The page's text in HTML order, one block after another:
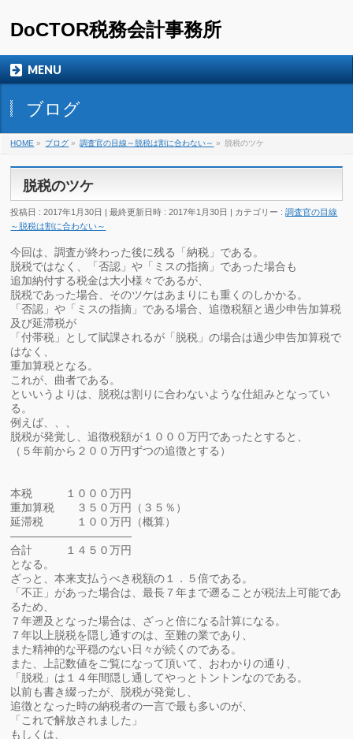
DoCTOR税務会計事務所
MENU
ブログ
HOME » ブログ » 調査官の目線～脱税は割に合わない～ » 脱税のツケ
脱税のツケ
投稿日 : 2017年1月30日 最終更新日時 : 2017年1月30日 カテゴリー :調査官の目線
～脱税は割に合わない～
今回は、調査が終わった後に残る「納税」である。
脱税ではなく、「否認」や「ミスの指摘」であった場合も
追加納付する税金は大小様々であるが、
脱税であった場合、そのツケはあまりにも重くのしかかる。
「否認」や「ミスの指摘」である場合、追徴税額と過少申告加算税
及び延滞税が
「付帯税」として賦課されるが「脱税」の場合は過少申告加算税で
はなく、
重加算税となる。
これが、曲者である。
といいうよりは、脱税は割りに合わないような仕組みとなってい
る。
例えば、、、
脱税が発覚し、追徴税額が１０００万円であったとすると、
（５年前から２００万円ずつの追徴とする）
本税 １０００万円
重加算税 ３５０万円（３５％）
延滞税 １００万円（概算）
———————————
合計 １４５０万円
となる。
ざっと、本来支払うべき税額の１．５倍である。
「不正」があった場合は、最長７年まで遡ることが税法上可能であ
るため、
７年遡及となった場合は、ざっと倍になる計算になる。
７年以上脱税を隠し通すのは、至難の業であり、
また精神的な平穏のない日々が続くのである。
また、上記数値をご覧になって頂いて、おわかりの通り、
「脱税」は１４年間隠し通してやっとトントンなのである。
以前も書き綴ったが、脱税が発覚し、
追徴となった時の納税者の一言で最も多いのが、
「これで解放されました」
もしくは、